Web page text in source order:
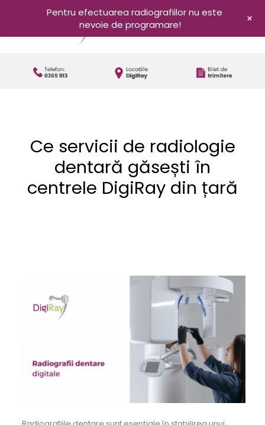
Ce servicii de radiologie
dentară găsești în
centrele DigiRay din țară
Pentru efectuarea radiografiilor nu este
nevoie de programare!
+